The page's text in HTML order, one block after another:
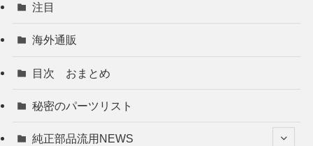
注目
海外通販
目次 おまとめ
秘密のパーツリスト
純正部品流用NEWS